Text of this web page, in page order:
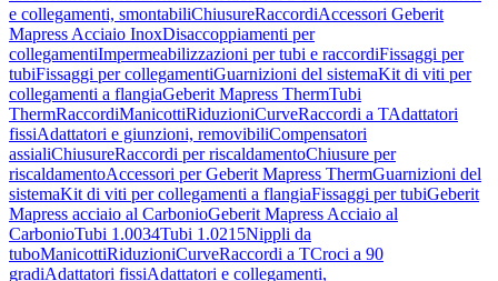
e collegamenti, smontabiliChiusureRaccordiAccessori Geberit
Mapress Acciaio InoxDisaccoppiamenti per
collegamentiImpermeabilizzazioni per tubi e raccordiFissaggi per
tubiFissaggi per collegamentiGuarnizioni del sistemaKit di viti per
collegamenti a flangiaGeberit Mapress ThermTubi
ThermRaccordiManicottiRiduzioniCurveRaccordi a TAdattatori
fissiAdattatori e giunzioni, removibiliCompensatori
assialiChiusureRaccordi per riscaldamentoChiusure per
riscaldamentoAccessori per Geberit Mapress ThermGuarnizioni del
sistemaKit di viti per collegamenti a flangiaFissaggi per tubiGeberit
Mapress acciaio al CarbonioGeberit Mapress Acciaio al
CarbonioTubi 1.0034Tubi 1.0215Nippli da
tuboManicottiRiduzioniCurveRaccordi a TCroci a 90
gradiAdattatori fissiAdattatori e collegamenti,